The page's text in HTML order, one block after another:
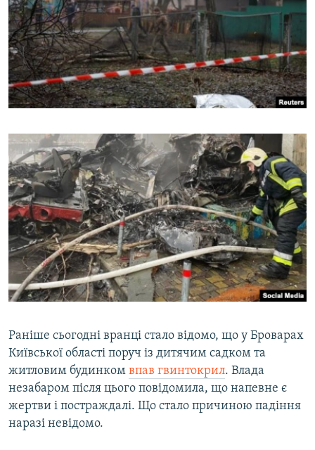
Раніше сьогодні вранці стало відомо, що у Броварах
Київської області поруч із дитячим садком та
житловим будинком впав гвинтокрил. Влада
незабаром після цього повідомила, що напевне є
жертви і постраждалі. Що стало причиною падіння
наразі невідомо.